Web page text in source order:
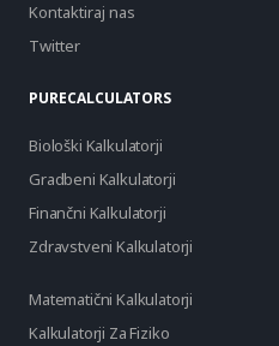
Kontaktiraj nas
Twitter
PURECALCULATORS
Biološki Kalkulatorji
Gradbeni Kalkulatorji
Finančni Kalkulatorji
Zdravstveni Kalkulatorji
Matematični Kalkulatorji
Kalkulatorji Za Fiziko